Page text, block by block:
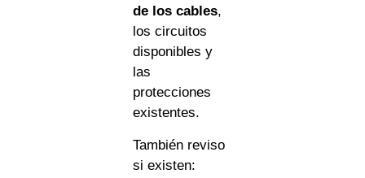
de los cables,
los circuitos
disponibles y
las
protecciones
existentes.
También reviso
si existen: